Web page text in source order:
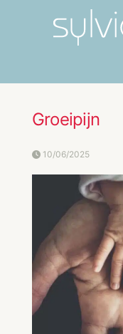
Groeipijn
10/06/2025